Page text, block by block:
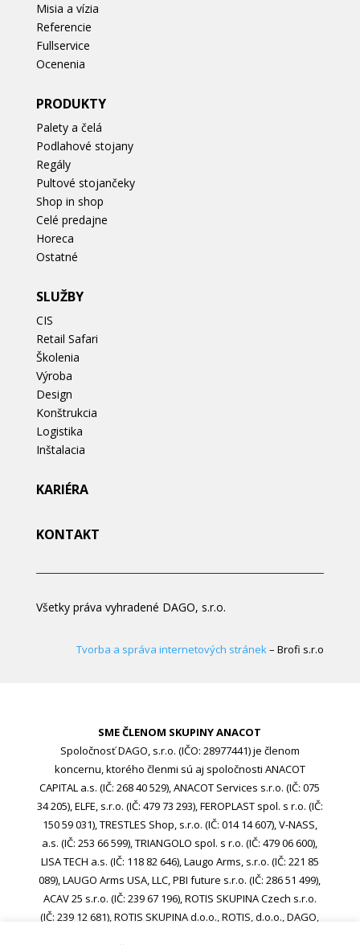
Misia a vízia
Referencie
Fullservice
Ocenenia
PRODUKTY
Palety a čelá
Podlahové stojany
Regály
Pultové stojančeky
Shop in shop
Celé predajne
Horeca
Ostatné
SLUŽBY
CIS
Retail Safari
Školenia
Výroba
Design
Konštrukcia
Logistika
Inštalacia
KARIÉRA
KONTAKT
Všetky práva vyhradené DAGO, s.r.o.
Tvorba a správa internetových stránek– Brofi s.r.o
SME ČLENOM SKUPINY ANACOT
Spoločnosť DAGO, s.r.o. (IČO: 28977441) je členom
koncernu, ktorého členmi sú aj spoločnosti ANACOT
CAPITAL a.s. (IČ: 268 40 529), ANACOT Services s.r.o. (IČ: 075
34 205), ELFE, s.r.o. (IČ: 479 73 293), FEROPLAST spol. s r.o. (IČ:
150 59 031), TRESTLES Shop, s.r.o. (IČ: 014 14 607), V-NASS,
a.s. (IČ: 253 66 599), TRIANGOLO spol. s r.o. (IČ: 479 06 600),
LISA TECH a.s. (IČ: 118 82 646), Laugo Arms, s.r.o. (IČ: 221 85
089), LAUGO Arms USA, LLC, PBI future s.r.o. (IČ: 286 51 499),
ACAV 25 s.r.o. (IČ: 239 67 196), ROTIS SKUPINA Czech s.r.o.
(IČ: 239 12 681), ROTIS SKUPINA d.o.o., ROTIS, d.o.o., DAGO,